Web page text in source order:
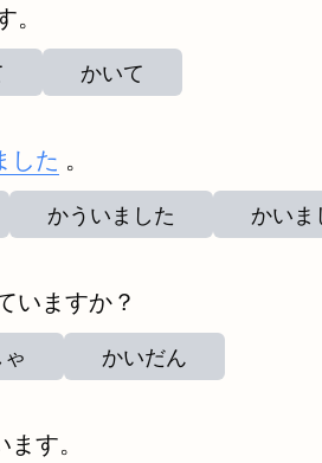
。
かいて
した 。
かういました かいま
いますか？
かいだん
す。